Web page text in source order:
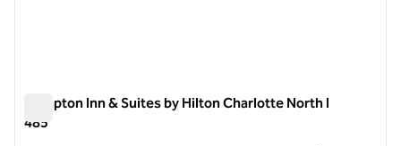
Hampton Inn & Suites by Hilton Charlotte North I
485